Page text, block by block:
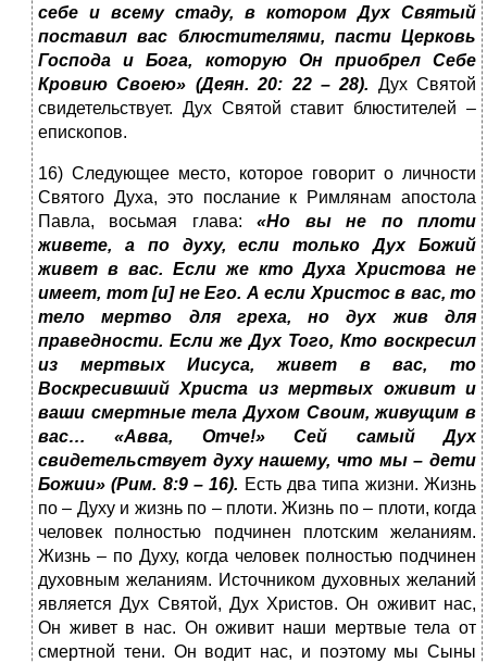
себе и всему стаду, в котором Дух Святый
поставил вас блюстителями, пасти Церковь
Господа и Бога, которую Он приобрел Себе
Кровию Своею» (Деян. 20: 22 – 28). Дух Святой
свидетельствует. Дух Святой ставит блюстителей –
епископов.
16) Следующее место, которое говорит о личности
Святого Духа, это послание к Римлянам апостола
Павла, восьмая глава:«Но вы не по плоти
живете, а по духу, если только Дух Божий
живет в вас. Если же кто Духа Христова не
имеет, тот [и] не Его. А если Христос в вас, то
тело мертво для греха, но дух жив для
праведности. Если же Дух Того, Кто воскресил
из мертвых Иисуса, живет в вас, то
Воскресивший Христа из мертвых оживит и
ваши смертные тела Духом Своим, живущим в
вас… «Авва, Отче!» Сей самый Дух
свидетельствует духу нашему, что мы – дети
Божии» (Рим. 8:9 – 16). Есть два типа жизни. Жизнь
по – Духу и жизнь по – плоти. Жизнь по – плоти, когда
человек полностью подчинен плотским желаниям.
Жизнь – по Духу, когда человек полностью подчинен
духовным желаниям. Источником духовных желаний
является Дух Святой, Дух Христов. Он оживит нас,
Он живет в нас. Он оживит наши мертвые тела от
смертной тени. Он водит нас, и поэтому мы Сыны